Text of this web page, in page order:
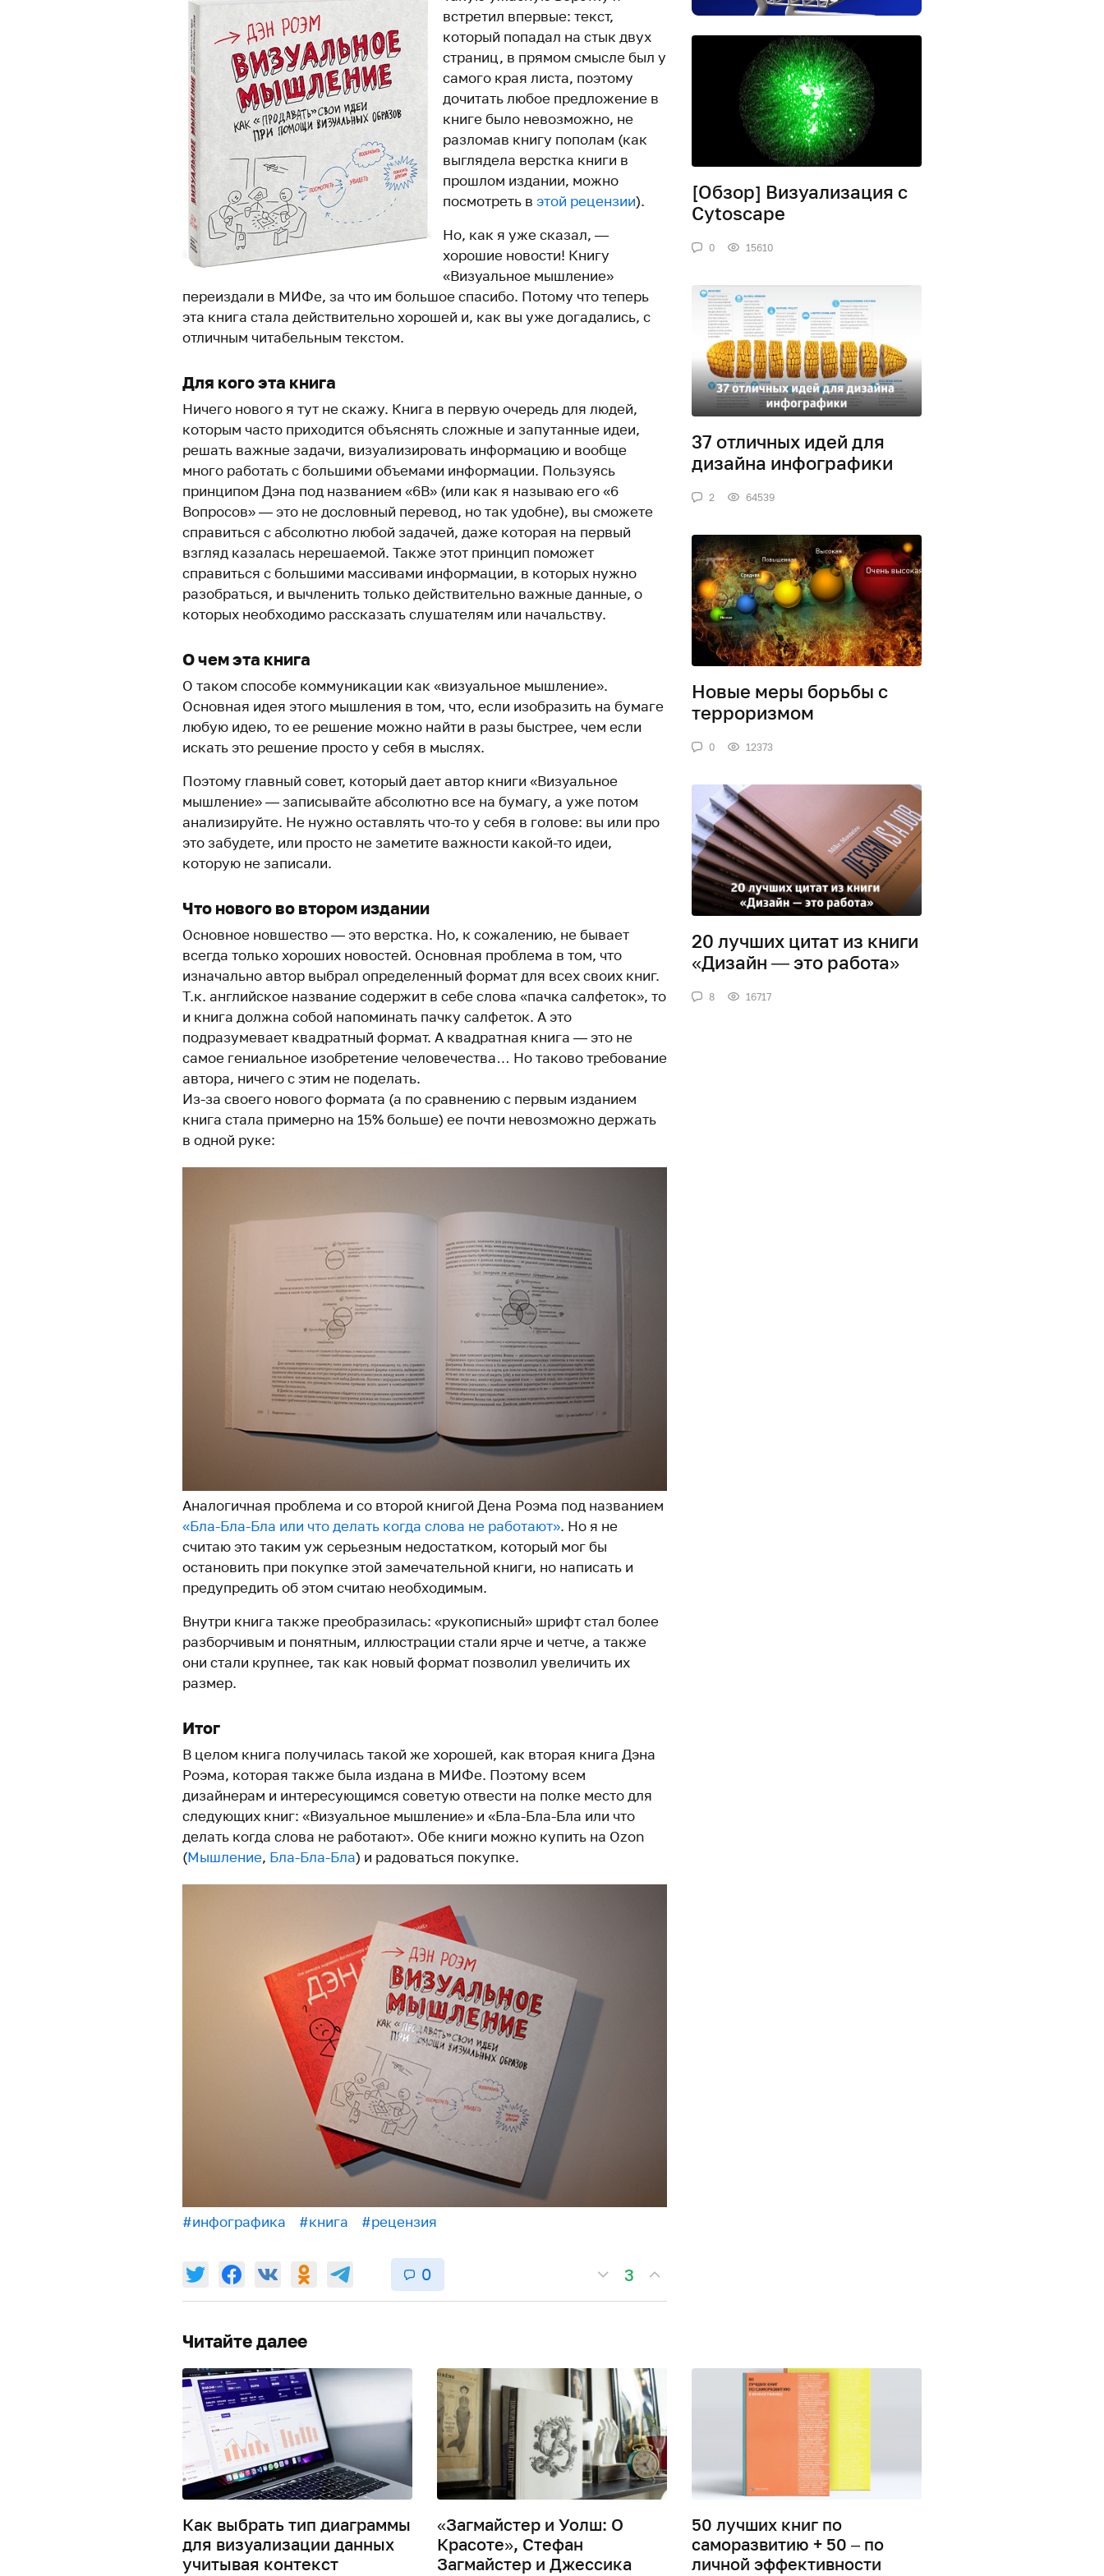
встретил впервые: текст,
который попадал на стык двух
страниц, в прямом смысле был у
самого края листа, поэтому
дочитать любое предложение в
книге было невозможно, не
разломав книгу пополам (как
выглядела верстка книги в
прошлом издании, можно
посмотреть в этой рецензии).
Но, как я уже сказал, —
хорошие новости! Книгу
«Визуальное мышление»
переиздали в МИФе, за что им большое спасибо. Потому что теперь
эта книга стала действительно хорошей и, как вы уже догадались, с
отличным читабельным текстом.
Для кого эта книга
Ничего нового я тут не скажу. Книга в первую очередь для людей,
которым часто приходится объяснять сложные и запутанные идеи,
решать важные задачи, визуализировать информацию и вообще
много работать с большими объемами информации. Пользуясь
принципом Дэна под названием «6В» (или как я называю его «6
Вопросов» — это не дословный перевод, но так удобне), вы сможете
справиться с абсолютно любой задачей, даже которая на первый
взгляд казалась нерешаемой. Также этот принцип поможет
справиться с большими массивами информации, в которых нужно
разобраться, и вычленить только действительно важные данные, о
которых необходимо рассказать слушателям или начальству.
О чем эта книга
О таком способе коммуникации как «визуальное мышление».
Основная идея этого мышления в том, что, если изобразить на бумаге
любую идею, то ее решение можно найти в разы быстрее, чем если
искать это решение просто у себя в мыслях.
Поэтому главный совет, который дает автор книги «Визуальное
мышление» — записывайте абсолютно все на бумагу, а уже потом
анализируйте. Не нужно оставлять что-то у себя в голове: вы или про
это забудете, или просто не заметите важности какой-то идеи,
которую не записали.
Что нового во втором издании
Основное новшество — это верстка. Но, к сожалению, не бывает
всегда только хороших новостей. Основная проблема в том, что
изначально автор выбрал определенный формат для всех своих книг.
Т.к. английское название содержит в себе слова «пачка салфеток», то
и книга должна собой напоминать пачку салфеток. А это
подразумевает квадратный формат. А квадратная книга — это не
самое гениальное изобретение человечества… Но таково требование
автора, ничего с этим не поделать.
Из-за своего нового формата (а по сравнению с первым изданием
книга стала примерно на 15% больше) ее почти невозможно держать
в одной руке:
Аналогичная проблема и со второй книгой Дена Роэма под названием
«Бла-Бла-Бла или что делать когда слова не работают». Но я не
считаю это таким уж серьезным недостатком, который мог бы
остановить при покупке этой замечательной книги, но написать и
предупредить об этом считаю необходимым.
Внутри книга также преобразилась: «рукописный» шрифт стал более
разборчивым и понятным, иллюстрации стали ярче и четче, а также
они стали крупнее, так как новый формат позволил увеличить их
размер.
Итог
В целом книга получилась такой же хорошей, как вторая книга Дэна
Роэма, которая также была издана в МИФе. Поэтому всем
дизайнерам и интересующимся советую отвести на полке место для
следующих книг: «Визуальное мышление» и «Бла-Бла-Бла или что
делать когда слова не работают». Обе книги можно купить на Ozon
(Мышление, Бла-Бла-Бла) и радоваться покупке.
#инфографика #книга #рецензия
0 3
[Обзор] Визуализация с
Cytoscape
0 15610
37 отличных идей для
дизайна инфографики
2 64539
Новые меры борьбы с
терроризмом
0 12373
20 лучших цитат из книги
«Дизайн — это работа»
8 16717
Читайте далее
Как выбрать тип диаграммы
для визуализации данных
учитывая контекст
«Загмайстер и Уолш: О
Красоте», Стефан
Загмайстер и Джессика
50 лучших книг по
саморазвитию + 50 – по
личной эффективности